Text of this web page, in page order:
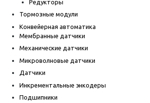
Редукторы
Тормозные модули
Конвейерная автоматика
Мембранные датчики
Механические датчики
Микроволновые датчики
Датчики
Инкрементальные энкодеры
Подшипники